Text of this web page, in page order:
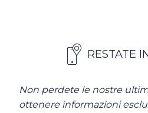
RESTATE
Non perdete le nostre
ottenere informazioni